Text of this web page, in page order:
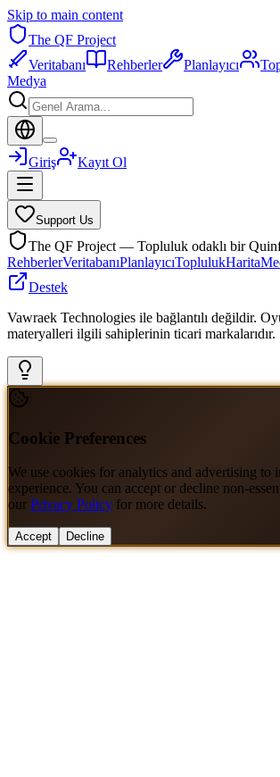
Skip to main content
The QF Project
Veritabanı
Rehberler Planlayıcı
Medya
Giriş Kayıt Ol
Support Us
The QF Project — Topluluk odaklı bir
RehberlerVeritabanıPlanlayıcıToplulukHarita
Destek
Vawraek Technologies ile bağlantılı değildir.
materyalleri ilgili sahiplerinin ticari markalarıdır.
Cookie Preferences
We use cookies for analytics and advertising to
experience. You can accept or decline non-
our Privacy Policy for more details.
Accept Decline